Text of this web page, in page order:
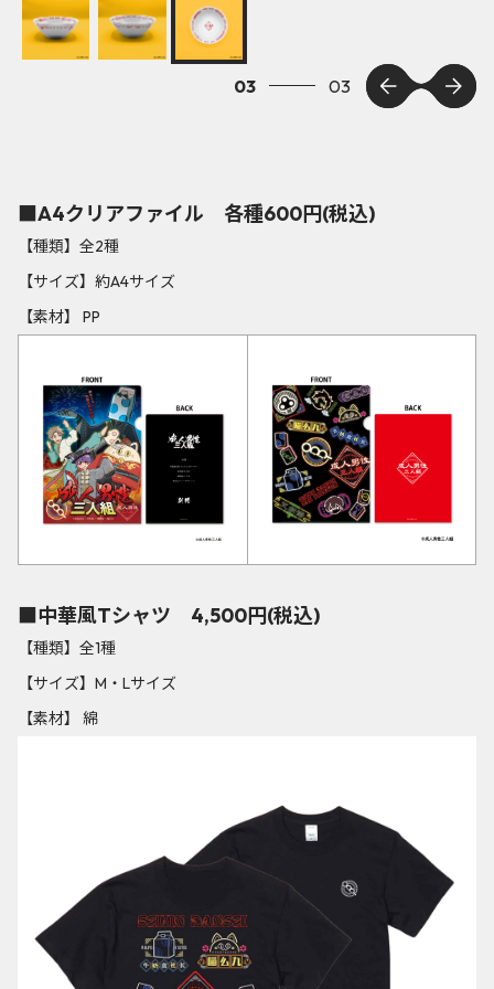
03 03
■A4クリアファイル 各種600円(税込)
【種類】全2種
【サイズ】約A4サイズ
【素材】 PP
■中華風Tシャツ 4,500円(税込)
【種類】全1種
【サイズ】M・Lサイズ
【素材】 綿